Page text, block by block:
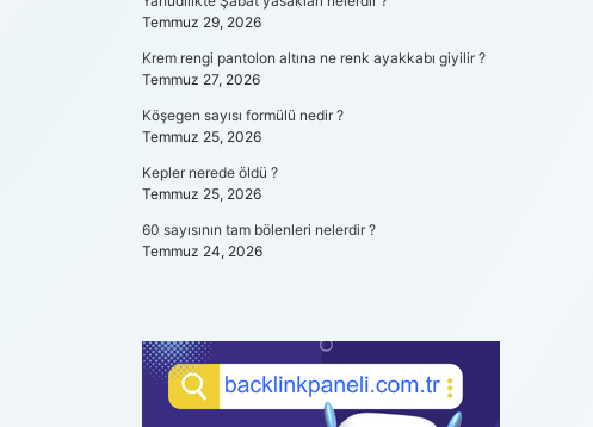
Temmuz 29, 2026
Krem rengi pantolon altına ne renk ayakkabı giyilir ?
Temmuz 27, 2026
Köşegen sayısı formülü nedir ?
Temmuz 25, 2026
Kepler nerede öldü ?
Temmuz 25, 2026
60 sayısının tam bölenleri nelerdir ?
Temmuz 24, 2026